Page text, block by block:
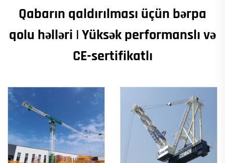
Qabarın qaldırılması üçün bərpa
qolu həlləri | Yüksək performanslı və
CE-sertifikatlı